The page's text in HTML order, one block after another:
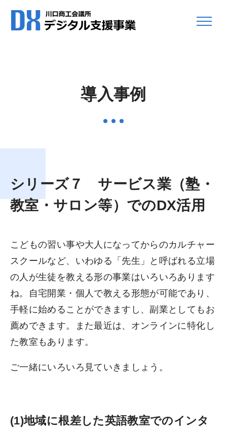
導入事例
シリーズ７ サービス業（塾・
教室・サロン等）でのDX活用
こどもの習い事や大人になってからのカルチャー
スクールなど、いわゆる「先生」と呼ばれる立場
の人が生徒を教える形の事業はいろいろあります
ね。自宅開業・個人で教える形態が可能であり、
手軽に始めることができますし、副業としてもお
薦めできます。また最近は、オンラインに特化し
た教室もあります。
ご一緒にいろいろ見ていきましょう。
(1)地域に根差した英語教室でのインタ